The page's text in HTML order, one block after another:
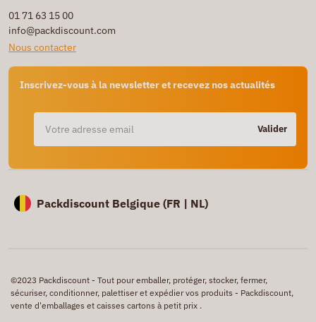
01 71 63 15 00
info@packdiscount.com
Nous contacter
Inscrivez-vous à la newsletter et recevez nos actualités
Valider
Packdiscount Belgique (FR | NL)
©2023 Packdiscount - Tout pour emballer, protéger, stocker, fermer,
sécuriser, conditionner, palettiser et expédier vos produits - Packdiscount,
vente d'emballages et caisses cartons à petit prix .